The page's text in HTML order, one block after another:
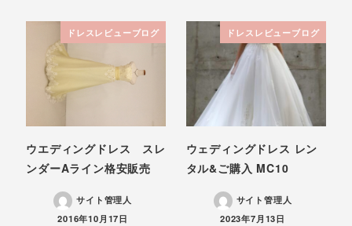
ドレスレビューブログ
ウエディングドレス スレ
ンダーAライン格安販売
サイト管理人
投稿日
2016年10月17日
ドレスレビューブログ
ウェディングドレス レン
タル&ご購入 MC10
サイト管理人
投稿日
2023年7月13日